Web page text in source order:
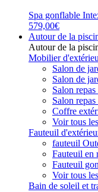
Spa gonflable
579,00€
Autour de la
Autour de la
Mobilier
Salon de
Salon de
Salon
Salon
Coffre
Voir tous
Fauteuil
fauteuil
Fauteuil en
Fauteuil
Voir tous
Bain de soleil et